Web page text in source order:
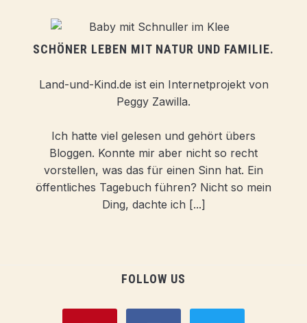
SCHÖNER LEBEN MIT NATUR UND FAMILIE.
Land-und-Kind.de ist ein Internetprojekt von
Peggy Zawilla.
Ich hatte viel gelesen und gehört übers
Bloggen. Konnte mir aber nicht so recht
vorstellen, was das für einen Sinn hat. Ein
öffentliches Tagebuch führen? Nicht so mein
Ding, dachte ich [...]
FOLLOW US